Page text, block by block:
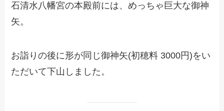
石清水八幡宮の本殿前には、めっちゃ巨大な御神
矢。
お詣りの後に形が同じ御神矢(初穂料 3000円)をい
ただいて下山しました。